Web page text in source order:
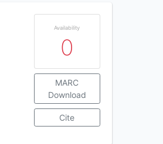
Availability
0
MARC
Download
Cite